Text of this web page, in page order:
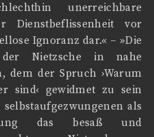
unerreichbare
Dienstbeflissenheit vor
Ignoranz dar.« – »Die
Nietzsche in nahe
dem der Spruch ›Warum
sind‹ gewidmet zu sein
als
das besaß und